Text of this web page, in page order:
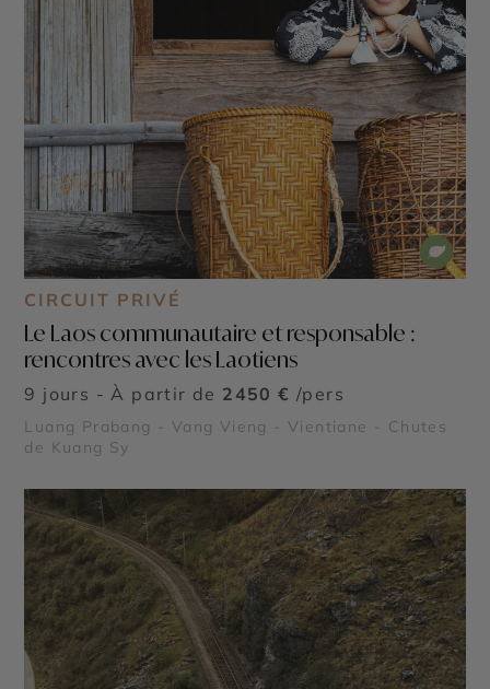
CIRCUIT PRIVÉ
Le Laos communautaire et responsable :
rencontres avec les Laotiens
9 jours - À partir de 2450 € /pers
Luang Prabang - Vang Vieng - Vientiane - Chutes
de Kuang Sy